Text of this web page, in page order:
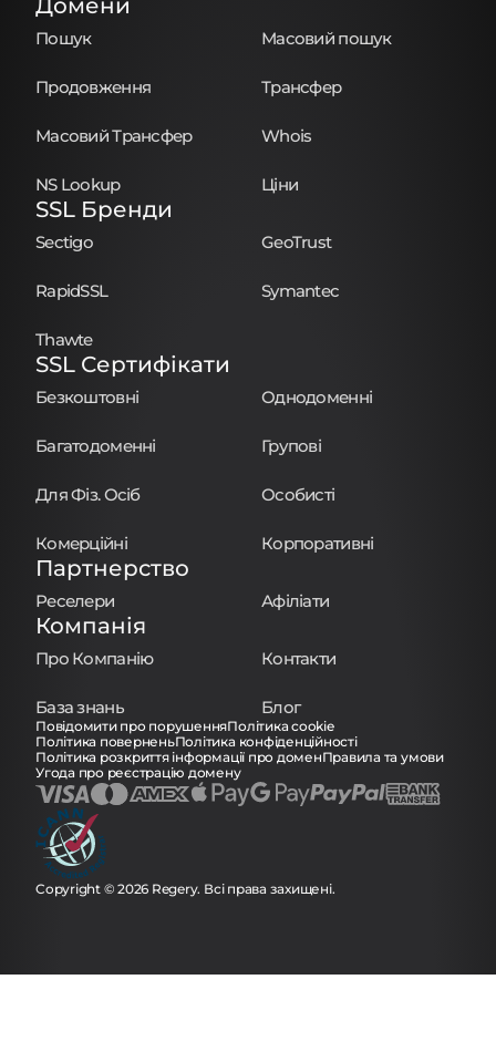
Пошук Масовий пошук
Продовження Трансфер
Масовий Трансфер Whois
NS Lookup Ціни
SSL Бренди
Sectigo GeoTrust
RapidSSL Symantec
Thawte
SSL Сертифікати
Безкоштовні Однодоменні
Багатодоменні Групові
Для Фіз. Осіб Особисті
Комерційні Корпоративні
Партнерство
Реселери Афіліати
Компанія
Про Компанію Контакти
База знань Блог
Повідомити про порушенняПолітика cookie
Політика поверненьПолітика конфіденційності
Політика розкриття інформації про доменПравила та умови
Угода про реєстрацію домену
Copyright © 2026 Regery. Всі права захищені.